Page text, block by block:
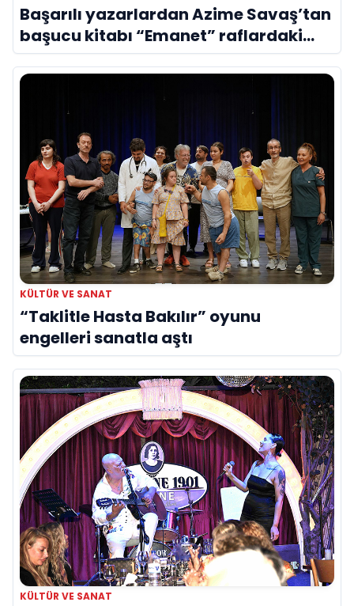
Başarılı yazarlardan Azime Savaş’tan
başucu kitabı “Emanet” raflardaki
yerini aldı
KÜLTÜR VE SANAT
“Taklitle Hasta Bakılır” oyunu
engelleri sanatla aştı
KÜLTÜR VE SANAT